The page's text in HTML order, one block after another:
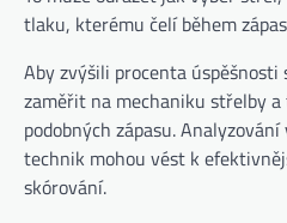
tlaku, kterému čelí během
Aby zvýšili procenta
zaměřit na mechaniku střelby
podobných zápasu.
technik mohou vést k
skórování.